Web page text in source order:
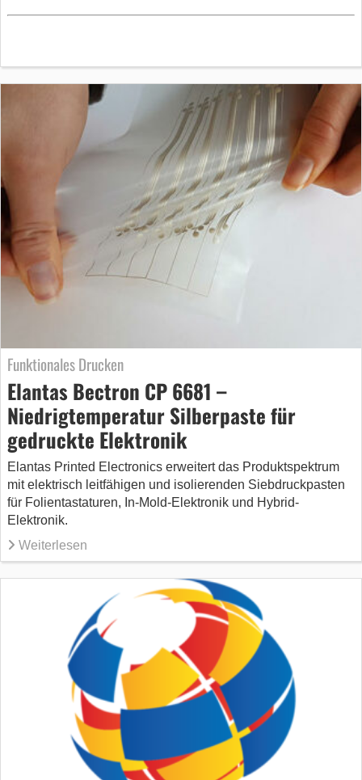
Funktionales Drucken
Elantas Bectron CP 6681 –
Niedrigtemperatur Silberpaste für
gedruckte Elektronik
Elantas Printed Electronics erweitert das Produktspektrum
mit elektrisch leitfähigen und isolierenden Siebdruckpasten
für Folientastaturen, In-Mold-Elektronik und Hybrid-
Elektronik.
Weiterlesen